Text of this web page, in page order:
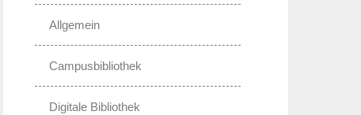
Allgemein
Campusbibliothek
Digitale Bibliothek